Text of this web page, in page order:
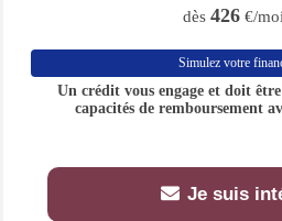
dès 426€/
Simulez votre
Un crédit vous engage et doit
capacités de remboursement
Je suis